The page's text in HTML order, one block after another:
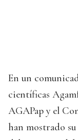
En un
científicas
AGAPap y el
han mostrado